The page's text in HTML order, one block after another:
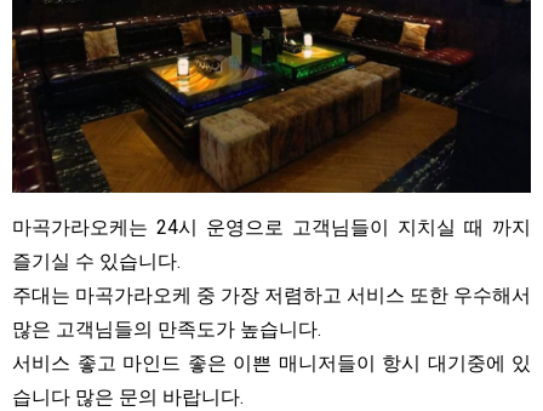
마곡가라오케는 24시 운영으로 고객님들이 지치실 때 까지
즐기실 수 있습니다.
주대는 마곡가라오케 중 가장 저렴하고 서비스 또한 우수해서
많은 고객님들의 만족도가 높습니다.
서비스 좋고 마인드 좋은 이쁜 매니저들이 항시 대기중에 있
습니다 많은 문의 바랍니다.